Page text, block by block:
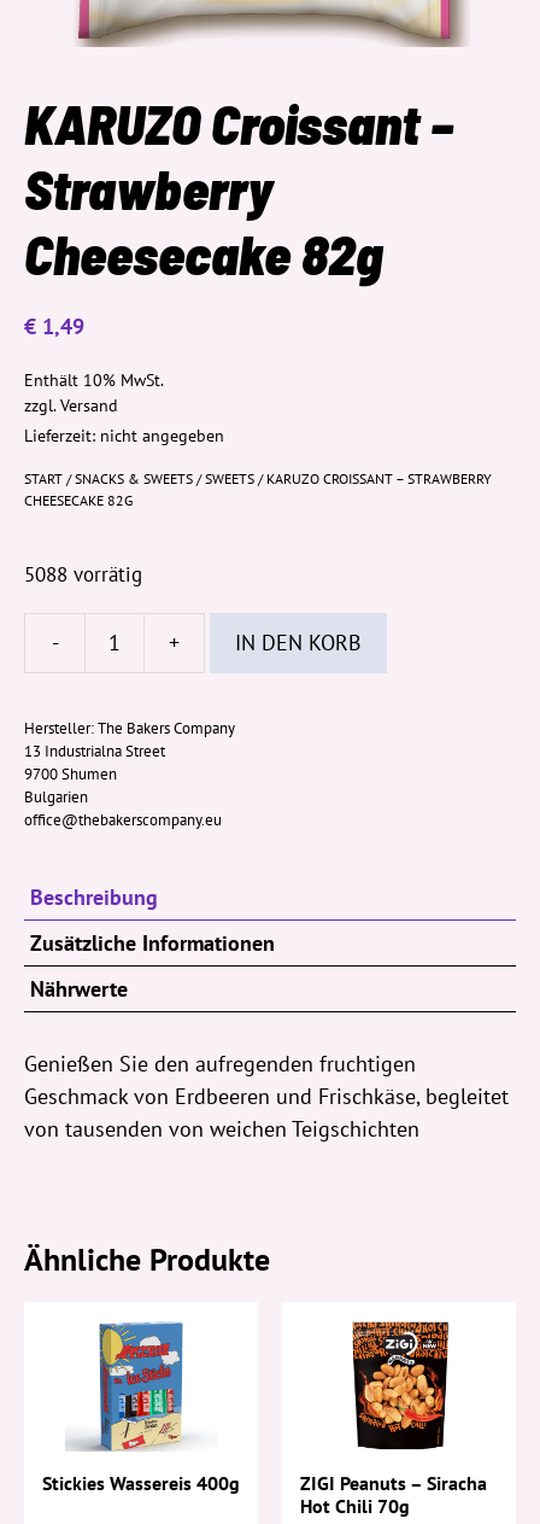
KARUZO Croissant –
Strawberry
Cheesecake 82g
€ 1,49
Enthält 10% MwSt.
zzgl.Versand
Lieferzeit: nicht angegeben
START /SNACKS & SWEETS /SWEETS / KARUZO CROISSANT – STRAWBERRY
CHEESECAKE 82G
5088 vorrätig
-
KARUZO
-
82g
+ IN DEN KORB
Hersteller:The Bakers Company
13 Industrialna Street
9700 Shumen
Bulgarien
office@thebakerscompany.eu
Beschreibung
Zusätzliche Informationen
Nährwerte
Genießen Sie den aufregenden fruchtigen
Geschmack von Erdbeeren und Frischkäse, begleitet
von tausenden von weichen Teigschichten
Ähnliche Produkte
Stickies Wassereis 400g
ZIGI Peanuts – Siracha
Hot Chili 70g